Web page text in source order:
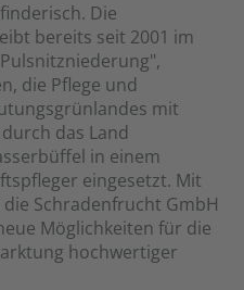
Die
bereits seit 2001 im
die Pflege und
mit
das Land
in einem
eingesetzt. Mit
Schradenfrucht GmbH
Möglichkeiten für die
hochwertiger